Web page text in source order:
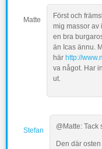
Matte
Först och
mig massor av
en bra
än Icas ännu.
här http://
va något. Har
ut.
Stefan @Matte:
Den där